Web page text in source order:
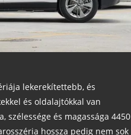
lekerekítettebb, és
és oldalajtókkal van
szélessége és magassága 4450
hossza pedig nem sok